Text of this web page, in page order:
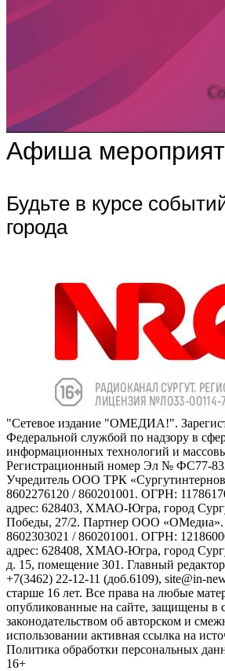
Афиша
Будьте в курсе
города
"Сетевое издание "ОМЕДИА!".
Федеральной службой по надзору в
информационных технологий и
Регистрационный номер Эл № ФС77-
Учредитель ООО ТРК
8602276120 / 860201001. ОГРН:
адрес: 628403, ХМАО-Югра, город
Победы, 27/2. Партнер ООО
8602303021 / 860201001. ОГРН:
адрес: 628408, ХМАО-Югра, город
д. 15, помещение 301. Главный
+7(3462) 22-12-11 (доб.6109), site@in-
старше 16 лет. Все права на любые
опубликованные на сайте, защищены в
законодательством об авторском и
использовании активная ссылка на
Политика обработки персональных
16+